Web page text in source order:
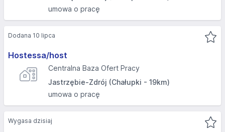
umowa o pracę
Hostessa/host
Centralna Baza Ofert Pracy
Jastrzębie-Zdrój (Chałupki - 19km)
umowa o pracę
Dodana 10 lipca
Wygasa dzisiaj